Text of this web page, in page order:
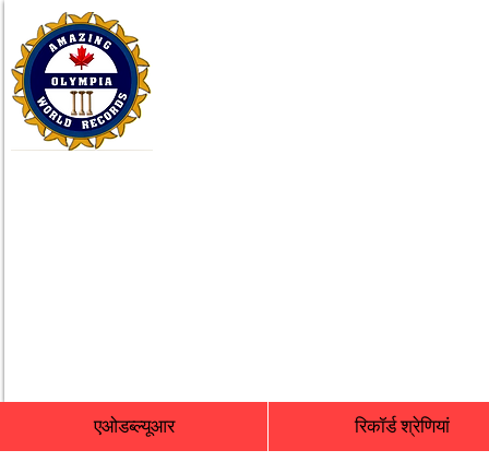
एओडब्ल्यूआर रिकॉर्ड श्रेणियां